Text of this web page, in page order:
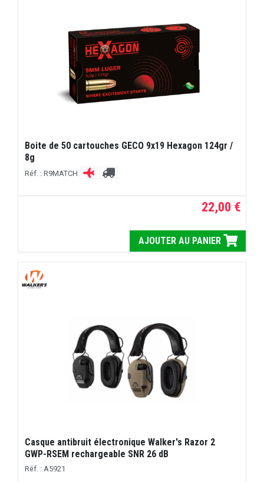
Boite de 50 cartouches GECO 9x19 Hexagon 124gr /
8g
Réf. : R9MATCH
22,00 €
AJOUTER AU PANIER
Casque antibruit électronique Walker's Razor 2
GWP-RSEM rechargeable SNR 26 dB
Réf. : A5921